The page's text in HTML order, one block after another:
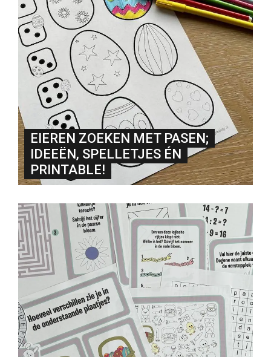
EIEREN ZOEKEN MET PASEN;
IDEEËN, SPELLETJES ÉN
PRINTABLE!